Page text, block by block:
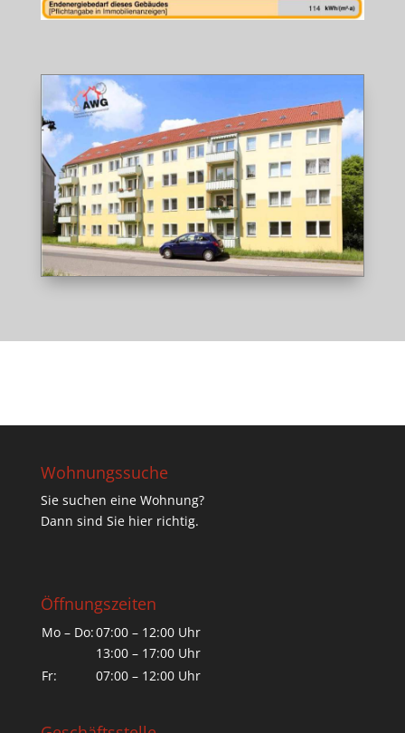
Wohnungssuche
Sie suchen eine Wohnung?
Dann sind Sie hier richtig.
Öffnungszeiten
Mo – Do:07:00 – 12:00 Uhr
13:00 – 17:00 Uhr
Fr:
07:00 – 12:00 Uhr